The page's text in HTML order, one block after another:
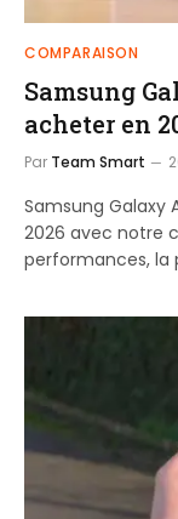
COMPARAISON
Samsung
acheter en
Par Team Smart
Samsung Galaxy
2026 avec notre
performances, la